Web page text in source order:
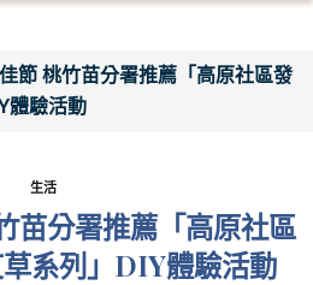
節 桃竹苗分署推薦「高原社區發
體驗活動
生活
苗分署推薦「高原社區
系列」DIY體驗活動